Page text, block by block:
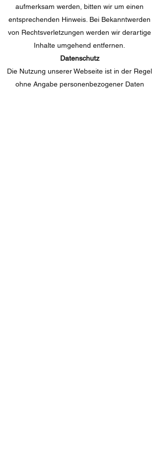
aufmerksam werden, bitten wir um einen
entsprechenden Hinweis. Bei Bekanntwerden
von Rechtsverletzungen werden wir derartige
Inhalte umgehend entfernen.
Datenschutz
Die Nutzung unserer Webseite ist in der Regel
ohne Angabe personenbezogener Daten